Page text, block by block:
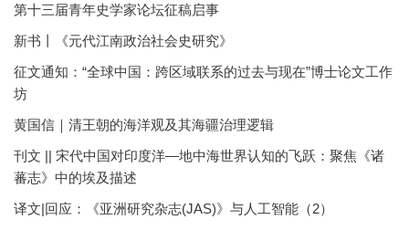
第十三届青年史学家论坛征稿启事
新书丨《元代江南政治社会史研究》
征文通知：“全球中国：跨区域联系的过去与现在”博士论文工作
坊
黄国信｜清王朝的海洋观及其海疆治理逻辑
刊文 || 宋代中国对印度洋—地中海世界认知的飞跃：聚焦《诸
蕃志》中的埃及描述
译文|回应：《亚洲研究杂志(JAS)》与人工智能（2）